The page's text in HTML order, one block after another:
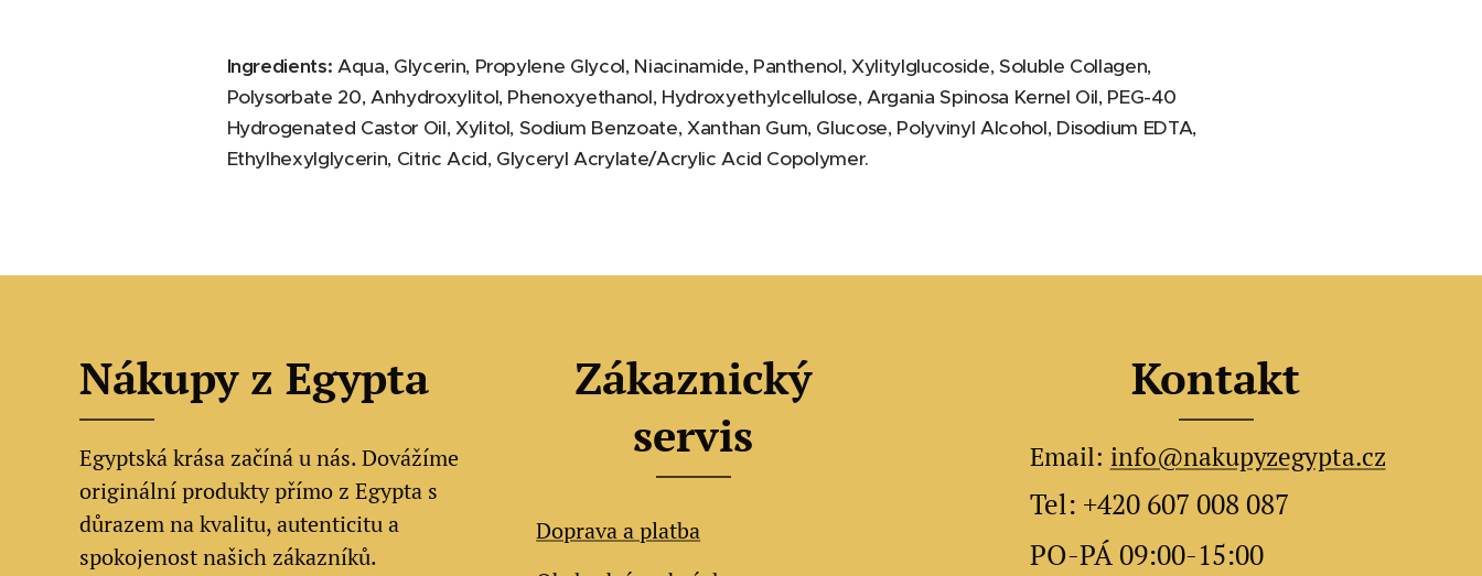
Ingredients: Aqua, Glycerin, Propylene Glycol, Niacinamide, Panthenol, Xylitylglucoside, Soluble Collagen,
Polysorbate 20, Anhydroxylitol, Phenoxyethanol, Hydroxyethylcellulose, Argania Spinosa Kernel Oil, PEG-40
Hydrogenated Castor Oil, Xylitol, Sodium Benzoate, Xanthan Gum, Glucose, Polyvinyl Alcohol, Disodium EDTA,
Ethylhexylglycerin, Citric Acid, Glyceryl Acrylate/Acrylic Acid Copolymer.
Nákupy z Egypta
Egyptská krása začíná u nás. Dovážíme
originální produkty přímo z Egypta s
důrazem na kvalitu, autenticitu a
spokojenost našich zákazníků.
Zákaznický
servis
Doprava a platba
Kontakt
Email: info@nakupyzegypta.cz
Tel: +420 607 008 087
PO-PÁ 09:00-15:00